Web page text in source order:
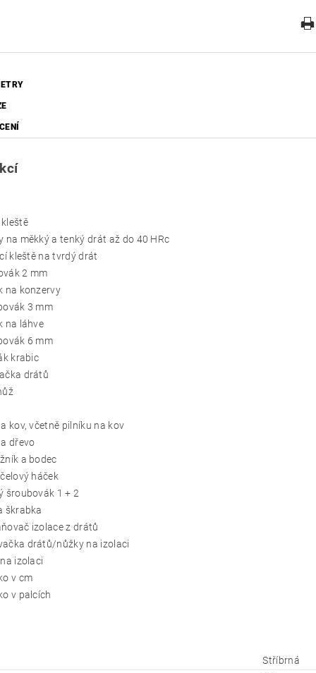
na měkký a tenký drát až do 40 HRc
kleště na tvrdý drát
2 mm
na konzervy
3 mm
na láhve
6 mm
krabic
drátů
kov, včetně pilníku na kov
dřevo
a bodec
háček
šroubovák 1 + 2
škrabka
izolace z drátů
drátů/nůžky na izolaci
izolaci
v cm
v palcích
Stříbrná